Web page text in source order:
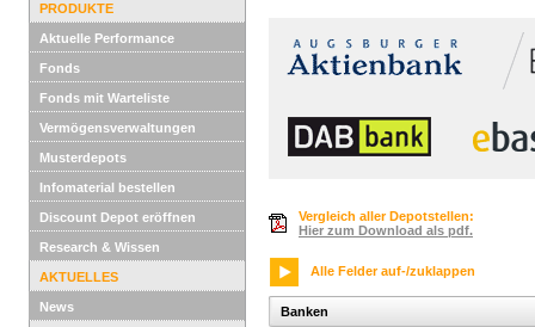
PRODUKTE
Aktuelle Performance
Fonds
Fonds mit Warteliste
Vermögensverwaltungen
Musterdepots
Infomaterial bestellen
Discount Depot eröffnen
Research & Wissen
AKTUELLES
News
Vergleich aller Depotstellen:
Hier zum Download als pdf.
Alle Felder auf-/zuklappen
Banken